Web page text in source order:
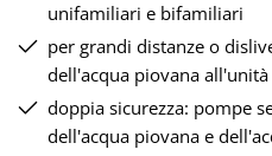
unifamiliari e bifamiliari
per grandi distanze o
dell'acqua piovana
doppia sicurezza: pompe
dell'acqua piovana e